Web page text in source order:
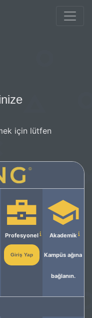
için lütfen
Profesyonel
Giriş Yap
Akademik
Kampüs ağına
bağlanın.